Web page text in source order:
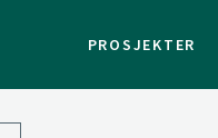
PROSJEKTER